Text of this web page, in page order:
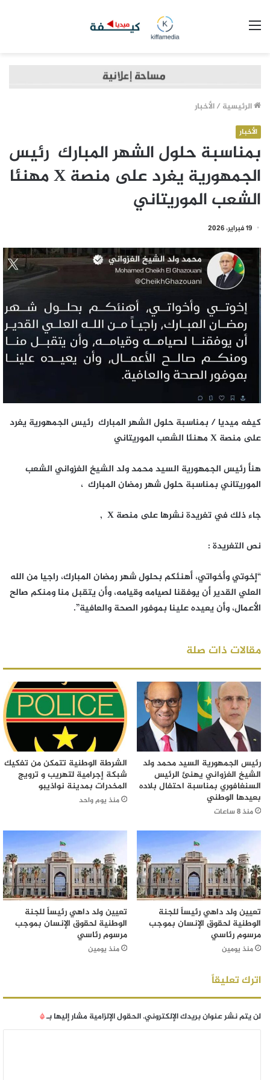
الرئيسية /الأخبار
الأخبار
بمناسبة حلول الشهر المبارك رئيس
الجمهورية يغرد على منصة X مهنئا
الشعب الموريتاني
19 فبراير، 2026
كيفه ميديا / بمناسبة حلول الشهر المبارك رئيس الجمهورية يغرد
على منصة X مهنئا الشعب الموريتاني
هنأ رئيس الجمهورية السيد محمد ولد الشيخ الغزواني الشعب
الموريتاني بمناسبة حلول شهر رمضان المبارك ،
جاء ذلك في تغريدة نشرها على منصة X ,
نص التغريدة :
“إخوتي وأخواتي، أهنئكم بحلول شهر رمضان المبارك، راجيا من الله
العلي القدير أن يوفقنا لصيامه وقيامه، وأن يتقبل منا ومنكم صالح
الأعمال، وأن يعيده علينا بموفور الصحة والعافية”.
مقالات ذات صلة
رئيس الجمهورية السيد محمد ولد
الشيخ الغزواني يهنئ الرئيس
السنغافوري بمناسبة احتفال بلاده
بعيدها الوطني
منذ 8 ساعات
الشرطة الوطنية تتمكن من تفكيك
شبكة إجرامية لتهريب و ترويج
المخدرات بمدينة نواذيبو
منذ يوم واحد
تعيين ولد داهي رئيساً للجنة
الوطنية لحقوق الإنسان بموجب
مرسوم رئاسي
منذ يومين
تعيين ولد داهي رئيساً للجنة
الوطنية لحقوق الإنسان بموجب
مرسوم رئاسي
منذ يومين
اترك تعليقاً
لن يتم نشر عنوان بريدك الإلكتروني.الحقول الإلزامية مشار إليها بـ*